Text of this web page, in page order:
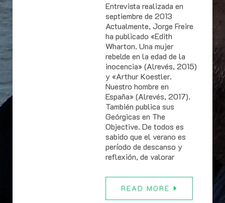
Entrevista realizada en
septiembre de 2013
Actualmente, Jorge Freire
ha publicado «Edith
Wharton. Una mujer
rebelde en la edad de la
inocencia» (Alrevés, 2015)
y «Arthur Koestler.
Nuestro hombre en
España» (Alrevés, 2017).
También publica sus
Geórgicas en The
Objective. De todos es
sabido que el verano es
período de descanso y
reflexión, de valorar
READ MORE